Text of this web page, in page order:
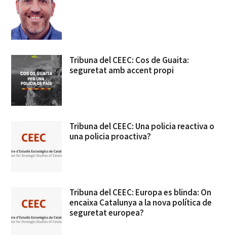
Tribuna del CEEC: Cos de Guaita:
seguretat amb accent propi
Tribuna del CEEC: Una policia reactiva o
una policia proactiva?
Tribuna del CEEC: Europa es blinda: On
encaixa Catalunya a la nova política de
seguretat europea?